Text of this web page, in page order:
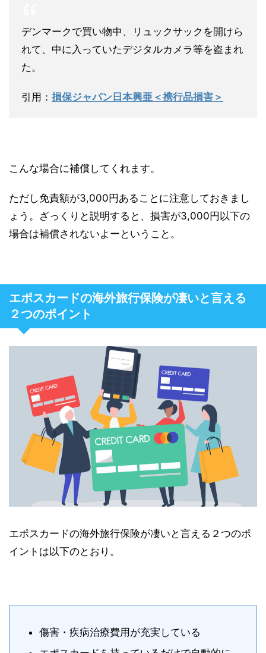
デンマークで買い物中、リュックサックを開けら
れて、中に入っていたデジタルカメラ等を盗まれ
た。
引用： 損保ジャパン日本興亜＜携行品損害＞
こんな場合に補償してくれます。
ただし免責額が3,000円あることに注意しておきまし
ょう。ざっくりと説明すると、損害が3,000円以下の
場合は補償されないよーということ。
エポスカードの海外旅行保険が凄いと言える
２つのポイント
エポスカードの海外旅行保険が凄いと言える２つのポ
イントは以下のとおり。
傷害・疾病治療費用が充実している